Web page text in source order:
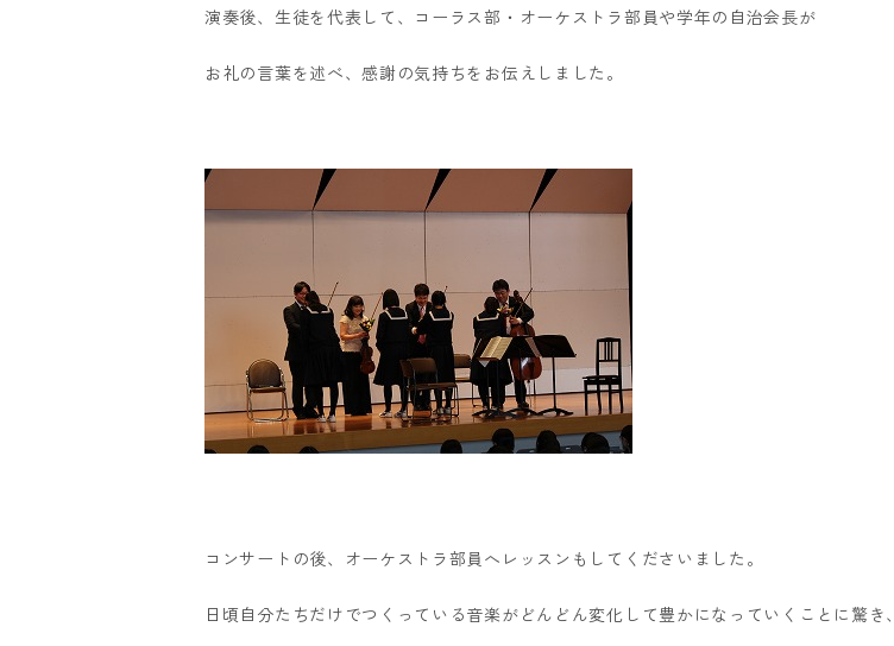
演奏後、生徒を代表して、コーラス部・オーケストラ部員や学年の自治会長が
お礼の言葉を述べ、感謝の気持ちをお伝えしました。
コンサートの後、オーケストラ部員へレッスンもしてくださいました。
日頃自分たちだけでつくっている音楽がどんどん変化して豊かになっていくことに驚き、